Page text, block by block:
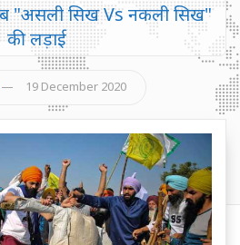
"असली सिख Vs नकली सिख"
की लड़ाई
19 December 2020